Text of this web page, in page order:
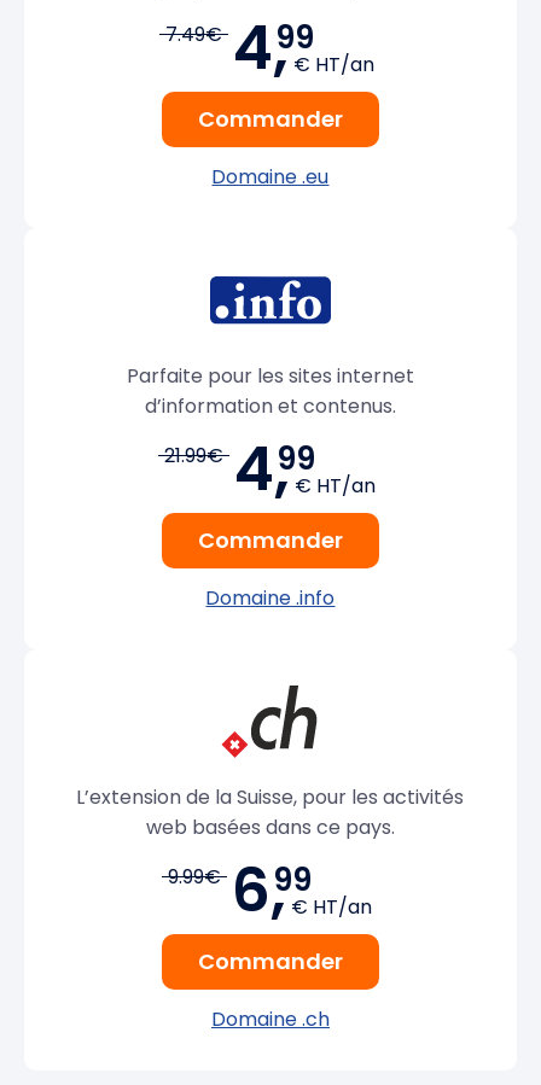
7.49€ 4,99
€ HT/an
Commander
Domaine .eu
Parfaite pour les sites internet
d’information et contenus.
21.99€ 4,99
€ HT/an
Commander
Domaine .info
L’extension de la Suisse, pour les activités
web basées dans ce pays.
9.99€ 6,99
€ HT/an
Commander
Domaine .ch